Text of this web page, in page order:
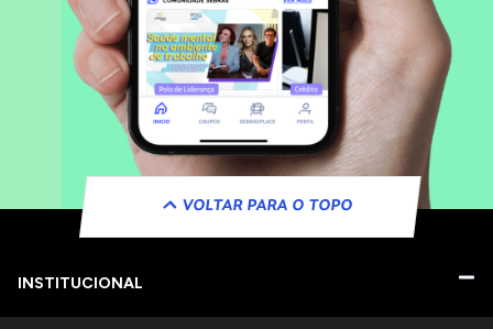
VOLTAR PARA O TOPO
INSTITUCIONAL